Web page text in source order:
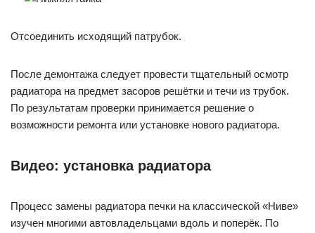
Отсоединить исходящий патрубок.
После демонтажа следует провести тщательный осмотр
радиатора на предмет засоров решётки и течи из трубок.
По результатам проверки принимается решение о
возможности ремонта или установке нового радиатора.
Видео: установка радиатора
Процесс замены радиатора печки на классической «Ниве»
изучен многими автовладельцами вдоль и поперёк. По